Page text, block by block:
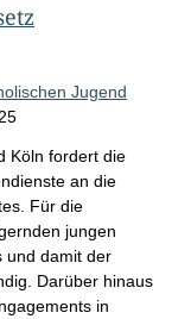
Jugend
Köln fordert die
an die
Für die
jungen
und damit der
Darüber hinaus
in